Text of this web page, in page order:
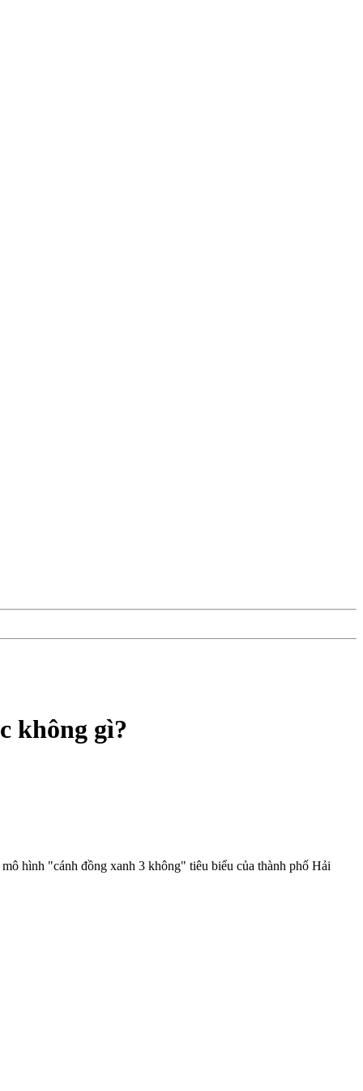
không gì?
hình "cánh đồng xanh 3 không" tiêu biểu của thành phố Hải